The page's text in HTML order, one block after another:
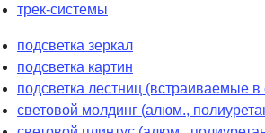
трек-системы
подсветка зеркал
подсветка картин
подсветка лестниц (встраиваемые
световой молдинг (алюм.,